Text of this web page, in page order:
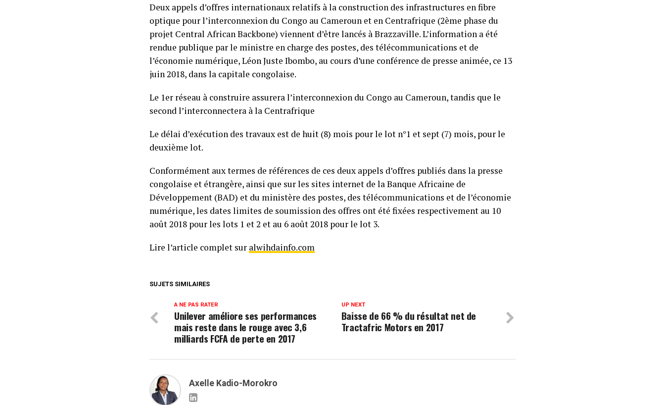
Deux appels d’offres internationaux relatifs à la construction des infrastructures en fibre
optique pour l’interconnexion du Congo au Cameroun et en Centrafrique (2ème phase du
projet Central African Backbone) viennent d’être lancés à Brazzaville. L’information a été
rendue publique par le ministre en charge des postes, des télécommunications et de
l’économie numérique, Léon Juste Ibombo, au cours d’une conférence de presse animée, ce 13
juin 2018, dans la capitale congolaise.
Le 1er réseau à construire assurera l’interconnexion du Congo au Cameroun, tandis que le
second l’interconnectera à la Centrafrique
Le délai d’exécution des travaux est de huit (8) mois pour le lot n°1 et sept (7) mois, pour le
deuxième lot.
Conformément aux termes de références de ces deux appels d’offres publiés dans la presse
congolaise et étrangère, ainsi que sur les sites internet de la Banque Africaine de
Développement (BAD) et du ministère des postes, des télécommunications et de l’économie
numérique, les dates limites de soumission des offres ont été fixées respectivement au 10
août 2018 pour les lots 1 et 2 et au 6 août 2018 pour le lot 3.
Lire l’article complet sur alwihdainfo.com
SUJETS SIMILAIRES
UP NEXT
Baisse de 66 % du résultat net de
Tractafric Motors en 2017
A NE PAS RATER
Unilever améliore ses performances
mais reste dans le rouge avec 3,6
milliards FCFA de perte en 2017
Axelle Kadio-Morokro